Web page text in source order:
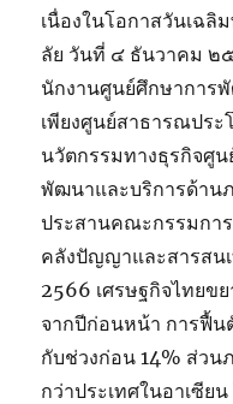
เนื่องในโอกาสวันเฉ
ลัย วันที่ ๔ ธันวาคม ๒
นักงานศูนย์ศึกษาการ
เพียงศูนย์สาธารณปร
นวัตกรรมทางธุรกิจศู
พัฒนาและบริการด้าน
ประสานคณะกรรมกา
คลังปัญญาและสารสน
2566 เศรษฐกิจไทยข
จากปีก่อนหน้า การฟื้น
กับช่วงก่อน 14% ส่วน
กว่าประเทศในอาเซีย